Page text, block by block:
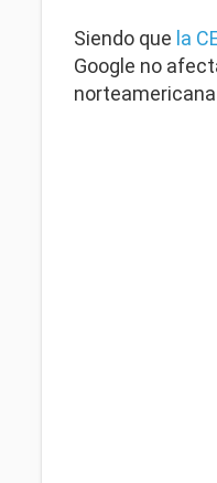
Siendo que la
Google no